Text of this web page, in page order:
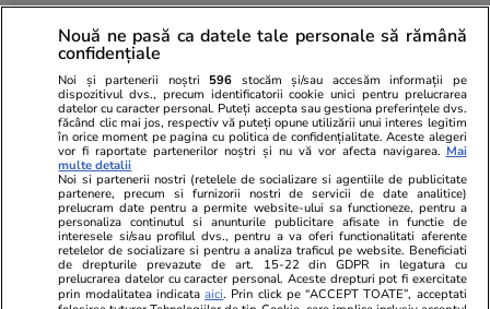
refuzată deja de Putin. Zelenski, așteptat la
Washington
Citește mai multe
TRENDING
Horoscop 21:50
Horoscop 27 iulie 2026. Balanțele vor simți
nevoia să scoată la lumină talente și înzestrări
Nouă ne pasă ca datele tale personale să rămână
confidențiale
Noi și partenerii noștri 596 stocăm și/sau accesăm informații pe
dispozitivul dvs., precum identificatorii cookie unici pentru prelucrarea
datelor cu caracter personal. Puteți accepta sau gestiona preferințele dvs.
făcând clic mai jos, respectiv vă puteți opune utilizării unui interes legitim
în orice moment pe pagina cu politica de confidențialitate. Aceste alegeri
vor fi raportate partenerilor noștri și nu vă vor afecta navigarea. Mai
multe detalii
Noi si partenerii nostri (retelele de socializare si agentiile de publicitate
partenere, precum si furnizorii nostri de servicii de date analitice)
prelucram date pentru a permite website-ului sa functioneze, pentru a
personaliza continutul si anunturile publicitare afisate in functie de
interesele si/sau profilul dvs., pentru a va oferi functionalitati aferente
retelelor de socializare si pentru a analiza traficul pe website. Beneficiati
de drepturile prevazute de art. 15-22 din GDPR in legatura cu
prelucrarea datelor cu caracter personal. Aceste drepturi pot fi exercitate
prin modalitatea indicataaici. Prin click pe “ACCEPT TOATE”, acceptati